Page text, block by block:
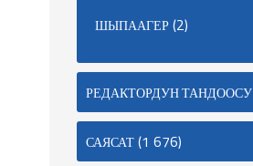
ШЫПААГЕР(2)
РЕДАКТОРДУН ТАНДООСУ
САЯСАТ(1 676)